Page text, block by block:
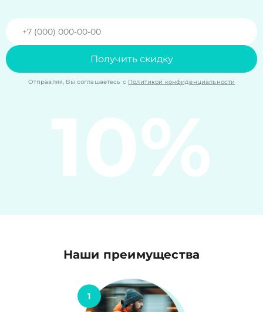
Получить скидку
Отправляя, Вы соглашаетесь с Политикой конфиденциальности
10%
Наши преимущества
1